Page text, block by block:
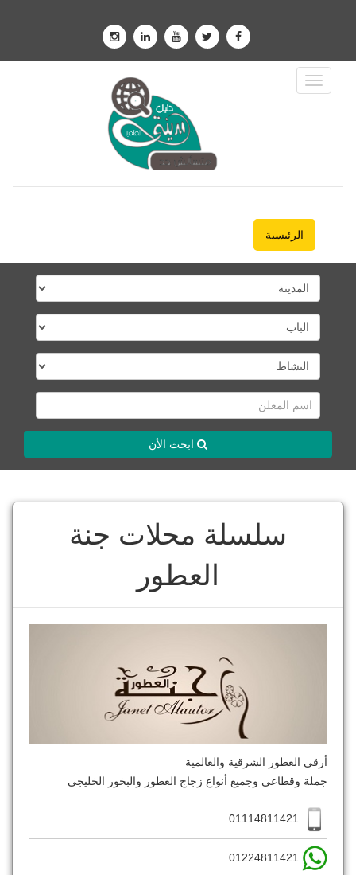
Toggle
Navigation
الرئيسية
ابحث الأن
سلسلة محلات جنة
العطور
أرقى العطور الشرقية والعالمية
جملة وقطاعى وجميع أنواع زجاج العطور والبخور الخليجى